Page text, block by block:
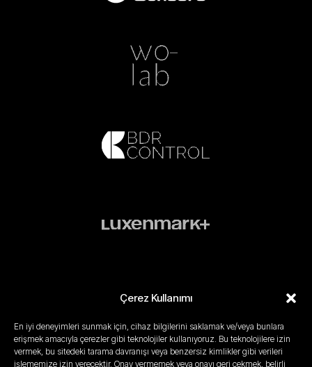
Çerez Kullanımı
En iyi deneyimleri sunmak için, cihaz bilgilerini saklamak ve/veya bunlara
erişmek amacıyla çerezler gibi teknolojiler kullanıyoruz. Bu teknolojilere izin
vermek, bu sitedeki tarama davranışı veya benzersiz kimlikler gibi verileri
işlememize izin verecektir. Onay vermemek veya onayı geri çekmek, belirli
Gizlilik PolitikasıYasal UyarıKullanım KoşullarıÇerez Politikası